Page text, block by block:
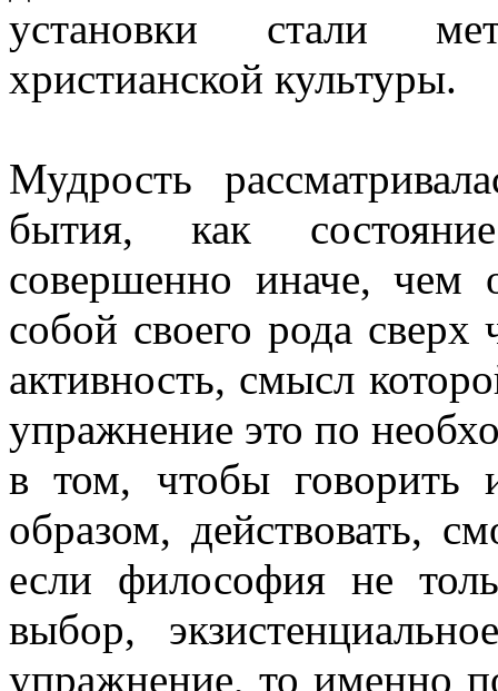
установки стали
христианской культуры.
Мудрость
бытия, как
совершенно иначе, чем
собой своего рода
активность, смысл
упражнение это по
в том, чтобы говорить
образом, действовать,
если философия не
выбор,
упражнение, то именно